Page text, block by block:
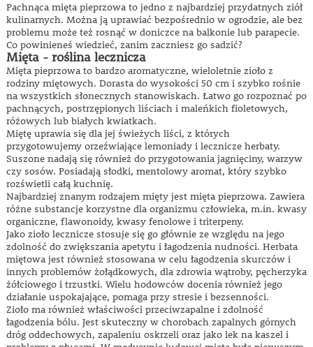
Pachnąca mięta pieprzowa to jedno z najbardziej przydatnych ziół
kulinarnych. Można ją uprawiać bezpośrednio w ogrodzie, ale bez
problemu może też rosnąć w doniczce na balkonie lub parapecie.
Co powinieneś wiedzieć, zanim zaczniesz go sadzić?
Mięta - roślina lecznicza
Mięta pieprzowa to bardzo aromatyczne, wieloletnie zioło z
rodziny miętowych. Dorasta do wysokości 50 cm i szybko rośnie
na wszystkich słonecznych stanowiskach. Łatwo go rozpoznać po
pachnących, postrzępionych liściach i maleńkich fioletowych,
różowych lub białych kwiatkach.
Miętę uprawia się dla jej świeżych liści, z których
przygotowujemy orzeźwiające lemoniady i lecznicze herbaty.
Suszone nadają się również do przygotowania jagnięciny, warzyw
czy sosów. Posiadają słodki, mentolowy aromat, który szybko
rozświetli całą kuchnię.
Najbardziej znanym rodzajem mięty jest mięta pieprzowa. Zawiera
różne substancje korzystne dla organizmu człowieka, m.in. kwasy
organiczne, flawonoidy, kwasy fenolowe i triterpeny.
Jako zioło lecznicze stosuje się go głównie ze względu na jego
zdolność do zwiększania apetytu i łagodzenia nudności. Herbata
miętowa jest również stosowana w celu łagodzenia skurczów i
innych problemów żołądkowych, dla zdrowia wątroby, pęcherzyka
żółciowego i trzustki. Wielu hodowców docenia również jego
działanie uspokajające, pomaga przy stresie i bezsenności.
Zioło ma również właściwości przeciwzapalne i zdolność
łagodzenia bólu. Jest skuteczny w chorobach zapalnych górnych
dróg oddechowych, zapaleniu oskrzeli oraz jako lek na kaszel i